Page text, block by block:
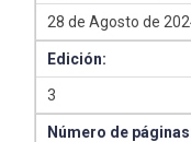
28 de Agosto de
Edición:
3
Número de